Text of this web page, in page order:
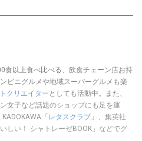
食以上食べ比べる、飲食チェーン店お持
ビニグルメや地域スーパーグルメも楽
クリエイター としても活動中。また、
女子など話題のショップにも足を運
KADOKAWA 「レタスクラブ」 、集英社
しい！ シャトレーゼBOOK」などでグ